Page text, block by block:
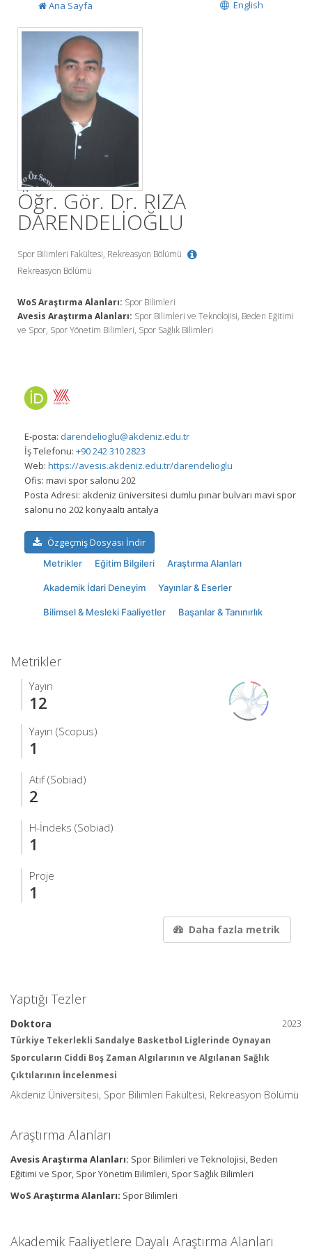
English
Ana Sayfa
Öğr. Gör. Dr. RIZA
DARENDELİOĞLU
Spor Bilimleri Fakültesi, Rekreasyon Bölümü
Rekreasyon Bölümü
WoS Araştırma Alanları: Spor Bilimleri
Avesis Araştırma Alanları: Spor Bilimleri ve Teknolojisi, Beden Eğitimi
ve Spor, Spor Yönetim Bilimleri, Spor Sağlık Bilimleri
E-posta: darendelioglu@akdeniz.edu.tr
İş Telefonu: +90 242 310 2823
Web: https://avesis.akdeniz.edu.tr/darendelioglu
Ofis: mavi spor salonu 202
Posta Adresi: akdeniz üniversitesi dumlu pınar bulvarı mavi spor
salonu no 202 konyaaltı antalya
Özgeçmiş Dosyası İndir
Metrikler Eğitim Bilgileri Araştırma Alanları
Akademik İdari Deneyim Yayınlar & Eserler
Bilimsel & Mesleki Faaliyetler Başarılar & Tanınırlık
Metrikler
Yayın
12
Yayın (Scopus)
1
Atıf (Sobiad)
2
H-İndeks (Sobiad)
1
Proje
1
Daha fazla metrik
Yaptığı Tezler
2023
Doktora
Türkiye Tekerlekli Sandalye Basketbol Liglerinde Oynayan
Sporcuların Ciddi Boş Zaman Algılarının ve Algılanan Sağlık
Çıktılarının İncelenmesi
Akdeniz Üniversitesi, Spor Bilimleri Fakültesi, Rekreasyon Bölümü
Araştırma Alanları
Avesis Araştırma Alanları: Spor Bilimleri ve Teknolojisi, Beden
Eğitimi ve Spor, Spor Yönetim Bilimleri, Spor Sağlık Bilimleri
WoS Araştırma Alanları: Spor Bilimleri
Akademik Faaliyetlere Dayalı Araştırma Alanları